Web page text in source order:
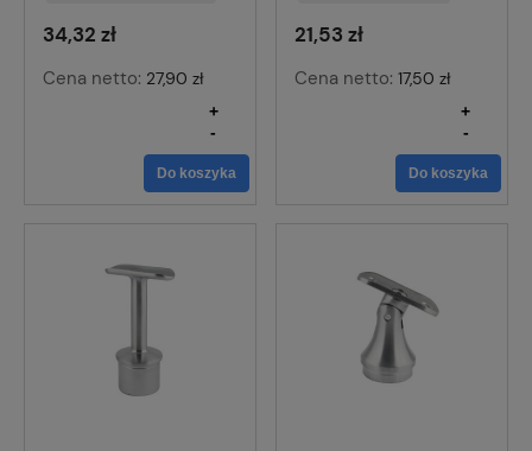
34,32 zł
Cena netto: 27,90 zł
-
+
Do koszyka
21,53 zł
Cena netto:17,50 zł
-
+
Do koszyka